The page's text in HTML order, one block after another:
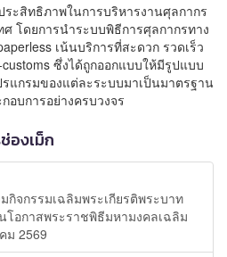
ะสิทธิภาพในการบริหารงานศุลกากร
โดยการนำระบบพิธีการศุลกากรทาง
เน้นบริการที่สะดวก รวดเร็ว
ซึ่งได้ถูกออกแบบให้มีรูปแบบ
แกรมของแต่ละระบบมาเป็นมาตรฐาน
อบการอย่างครบวงจร
องเม็ก
กิจกรรมเฉลิมพระเกียรติพระบาท
โอกาสพระราชพิธีมหามงคลเฉลิม
ม 2569